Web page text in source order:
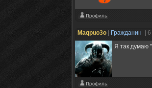
Maqpuo3o Гражданин
|
Я так думаю